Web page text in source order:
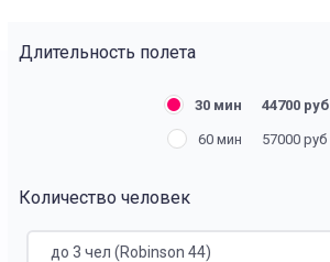
Длительность полета
30 мин 44700 руб
60 мин 57000 руб
Количество человек
до 3 чел (Robinson 44)